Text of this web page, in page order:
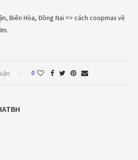
Biên Hòa, Đồng Nai => cách coopmax về
0